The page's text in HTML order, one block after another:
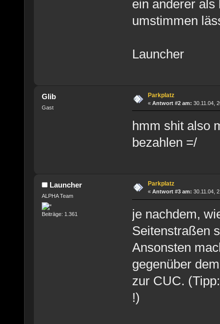
ein anderer
umstimmen
Launcher
Glib
Gast
Parkplatz
« Antwort #2 am: 30.11.04,
hmm shit also
bezahlen =/
Launcher
ALPHA Team
Beiträge: 1.361
Parkplatz
« Antwort #3 am: 30.11.04,
je nachdem,
Seitenstraßen
Ansonsten
gegenüber
zur CUC.
!)